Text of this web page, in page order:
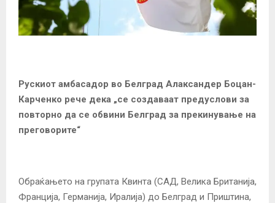
Рускиот амбасадор во Белград Алаксандер Боцан-
Карченко рече дека „се создаваат предуслови за
повторно да се обвини Белград за прекинување на
преговорите“
Обраќањето на групата Квинта (САД, Велика Британија,
Франција, Германија, Иралија) до Белград и Приштина,